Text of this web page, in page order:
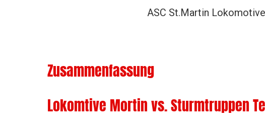
ASC St.Martin Lokomotive
Zusammenfassung
Lokomtive Mortin vs. Sturmtruppen